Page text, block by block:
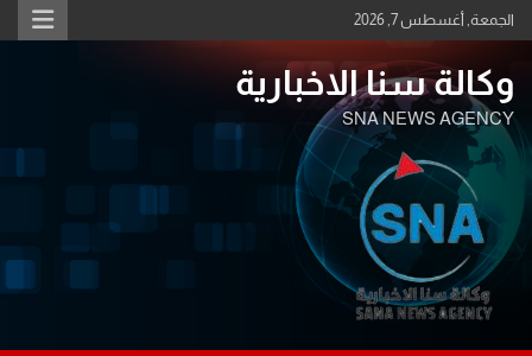
Skip
to
الجمعة, أغسطس 7, 2026
وكالة سنا الاخبارية
SNA NEWS AGENCY